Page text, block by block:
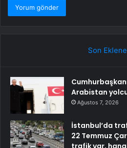
Son
Arabistan
Ağustos 7, 2026
İstanbul’da
22 Temmuz